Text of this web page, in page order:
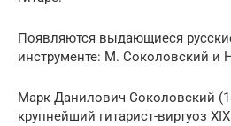
Появляются выдающиеся
инструменте: М. Соколовский и
Марк Данилович Соколовский
крупнейший гитарист-виртуоз